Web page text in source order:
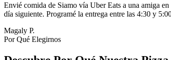
Envié comida de Siamo vía Uber Eats a una amiga
día siguiente. Programé la entrega entre las 4:30 y
Magaly P.
Por Qué Elegirnos